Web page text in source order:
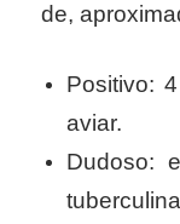
de,
Positivo:
aviar.
Dudoso: